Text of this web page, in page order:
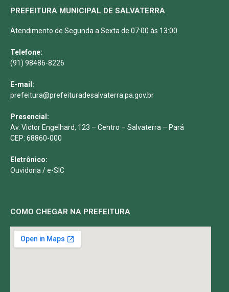
PREFEITURA MUNICIPAL DE SALVATERRA
Atendimento de Segunda a Sexta de 07:00 às 13:00
Telefone:
(91) 98486-8226
E-mail:
prefeitura@prefeituradesalvaterra.pa.gov.br
Presencial:
Av. Victor Engelhard, 123 – Centro – Salvaterra – Pará
CEP: 68860-000
Eletrônico:
Ouvidoria/e-SIC
COMO CHEGAR NA PREFEITURA